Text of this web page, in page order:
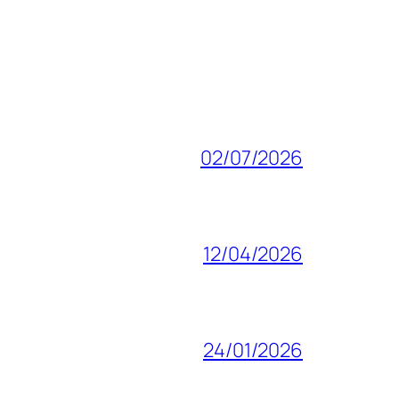
02/07/2026
12/04/2026
24/01/2026